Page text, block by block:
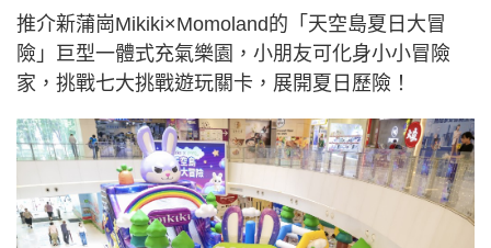
推介新蒲崗Mikiki×Momoland的「天空島夏日大冒
險」巨型一體式充氣樂園，小朋友可化身小小冒險
家，挑戰七大挑戰遊玩關卡，展開夏日歷險！